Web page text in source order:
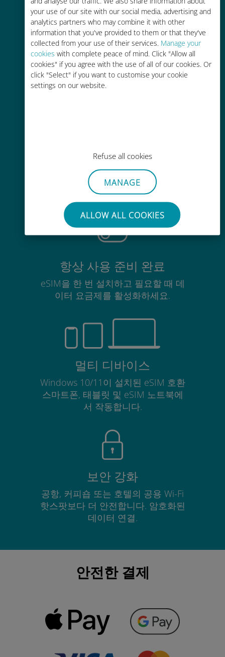
your use of our site with our social media, advertising and
analytics partners who may combine it with other
information that you've provided to them or that they've
collected from your use of their services. Manage your
cookies with complete peace of mind. Click "Allow all
cookies" if you agree with the use of all of our cookies. Or
click "Select" if you want to customise your cookie
settings on our website.
Refuse all cookies
MANAGE
ALLOW ALL COOKIES
간편한 충전
Wi-Fi나 남은 데이터가 없어도 Ubigi
간편한
기존 SIM 카드를 제거할 필요가 없습
니다.
항상 사용 준비 완료
eSIM을 한 번 설치하고 필요할 때 데
이터 요금제를 활성화하세요.
멀티 디바이스
Windows 10/11이 설치된 eSIM 호환
스마트폰, 태블릿 및 eSIM 노트북에
서 작동합니다.
보안 강화
공항, 커피숍 또는 호텔의 공용 Wi-Fi
핫스팟보다 더 안전합니다. 암호화된
데이터 연결.
안전한 결제